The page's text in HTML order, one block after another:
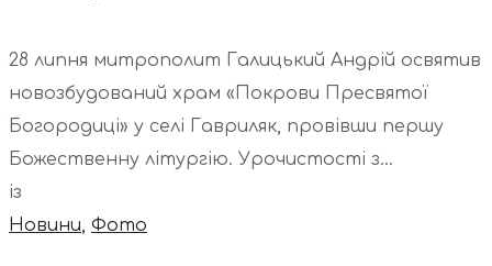
28 липня митрополит Галицький Андрій освятив
новозбудований храм «Покрови Пресвятої
Богородиці» у селі Гавриляк, провівши першу
Божественну літургію. Урочистості з...
із
Новини, Фото